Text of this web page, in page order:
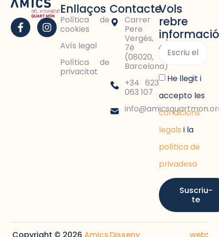
Enllaços
Política de
cookies
Avís legal
Política de
privacitat
Contacte
Carrer
Pere
Vergés, 1
7è 4a
(08020,
Barcelona)
+34 623
063 107
Vols
rebre
He llegit i
accepto les
condicions
legals i la
política de
privadesa
Suscriu-
te
Copyright © 2026 AmicsDisseny web: